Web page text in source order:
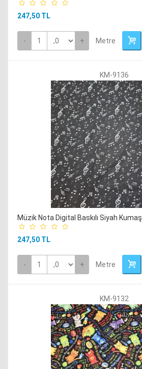
247,50 TL
- + Metre
KM-9136
Müzik Nota Digital Baskılı Siyah Kumaş
247,50 TL
- + Metre
KM-9132